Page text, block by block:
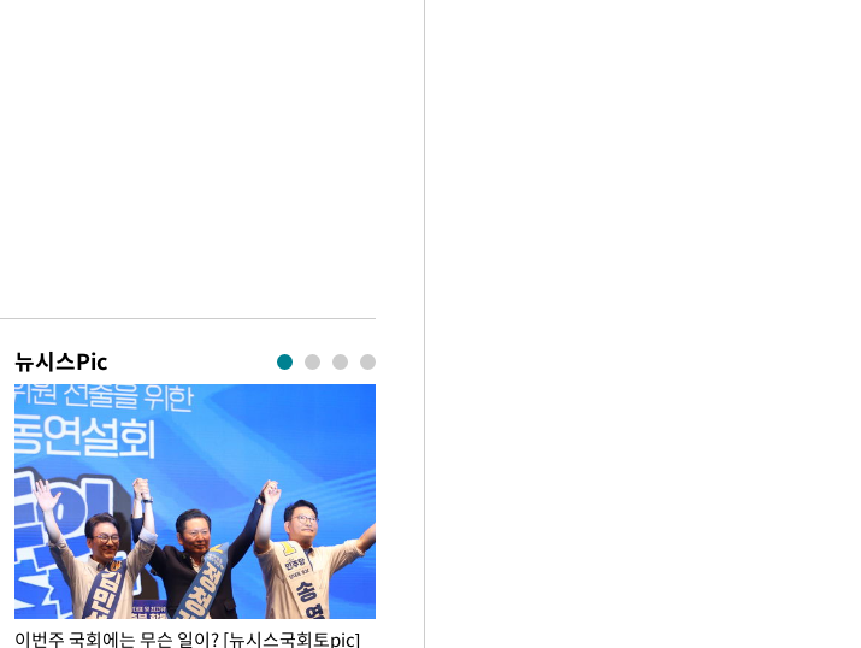
뉴시스Pic
이번주 국회에는 무슨 일이? [뉴시스국회토pic]